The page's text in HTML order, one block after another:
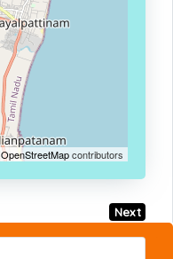
OpenStreetMapcontributors
Next